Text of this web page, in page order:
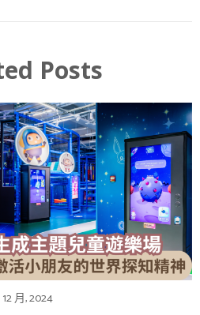
Posts
12 月, 2024